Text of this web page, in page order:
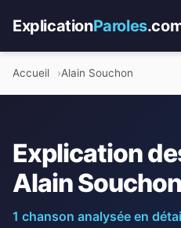
ExplicationParoles
Accueil Alain Souchon
Explication
Alain Souchon
1 chanson analysée en